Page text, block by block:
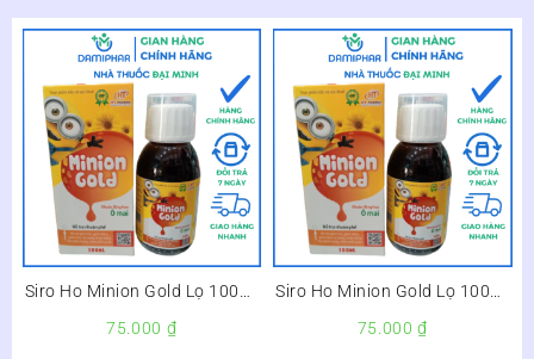
Siro Ho Minion Gold Lọ 100ml
75.000 ₫
Siro Ho Minion Gold Lọ 100ml
75.000₫